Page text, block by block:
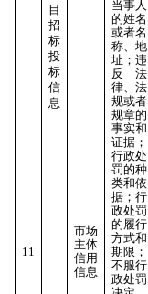
目
招
标
投
标
信
息
11
市场
主体
信用
信息
当事人
的姓名
或者名
称、地
址；违
反法
律、法
规或者
规章的
事实和
证据；
行政处
罚的种
类和依
据；行
政处罚
的履行
方式和
期限；
不服行
政处罚